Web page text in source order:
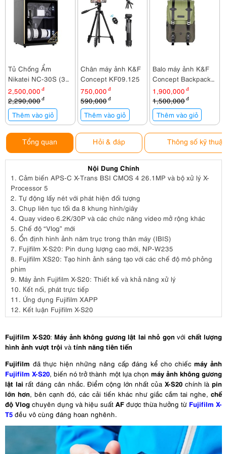
Tủ Chống Ẩm
Nikatei NC-30S (30
lít)
2,500,000 đ
2,290,000đ
Thêm vào giỏ
Chân máy ảnh K&F
Concept KF09.125
750,000 đ
590,000 đ
Thêm vào giỏ
Balo máy ảnh K&F
Concept Backpack
KF13.087AV2
1,900,000 đ
1,500,000đ
Thêm vào giỏ
Tổng quan Hỏi & đáp Thông số kỹ thuật
Nội Dung Chính
1. Cảm biến APS-C X-Trans BSI CMOS 4 26.1MP và bộ xử lý X-
Processor 5
2. Tự động lấy nét với phát hiện đối tượng
3. Chụp liên tục tối đa 8 khung hình/giây
4. Quay video 6.2K/30P và các chức năng video mở rộng khác
5. Chế độ “Vlog” mới
6. Ổn định hình ảnh năm trục trong thân máy (IBIS)
7. Fujifilm X-S20: Pin dung lượng cao mới, NP-W235
8. Fujifilm XS20: Tạo hình ảnh sáng tạo với các chế độ mô phỏng
phim
9. Máy ảnh Fujifilm X-S20: Thiết kế và khả năng xử lý
10. Кết nốі, рhát trựс tіếр
11. Ứng dụng Fujifilm XAPP
12. Kết luận Fujifilm X-S20
Fujifilm X-S20: Máy ảnh không gương lật lai nhỏ gọnvới chất lượng
hình ảnh vượt trội và tính năng tiên tiến
Fujifilm đã thực hiện những nâng cấp đáng kể cho chiếcmáy ảnh
Fujifilm X-S20, biến nó trở thành một lựa chọn máy ảnh không gương
lật lai rất đáng cân nhắc. Điểm cộng lớn nhất của X-S20chính làpin
lớn hơn, bên cạnh đó, các cải tiến khác như giắc cắm tai nghe,chế
độ Vlog chuyên dụng và hiệu suất AF được thừa hưởng từ Fujifilm X-
T5 đều vô cùng đáng hoan nghênh.